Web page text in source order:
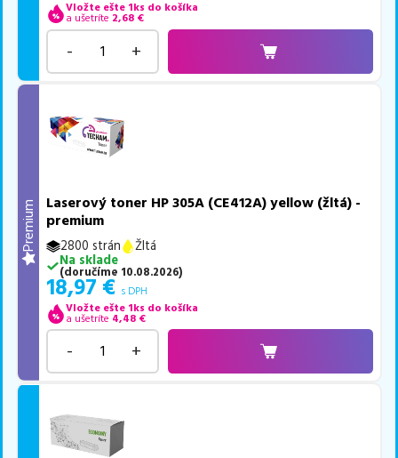
Vložte ešte 1ks do košíka
a ušetríte 2,68 €
- +
Premium
Laserový toner HP 305A (CE412A) yellow (žltá) -
premium
2800 strán
Žltá
Na sklade
(doručíme 10.08.2026)
18,97 € s DPH
Vložte ešte 1ks do košíka
a ušetríte 4,48 €
- +